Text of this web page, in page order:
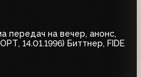
передач на вечер, анонс,
реклама (ОРТ, 14.01.1996) Биттнер, FIDE